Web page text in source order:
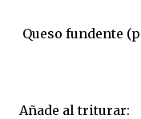
Queso fundente
Añade al triturar: